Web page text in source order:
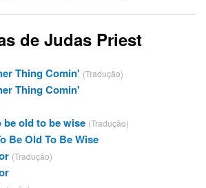
de Judas Priest
Thing Comin' (Tradução)
Thing Comin'
old to be wise (Tradução)
Be Old To Be Wise
(Tradução)